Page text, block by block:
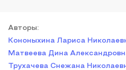
Авторы:
Кононыхина Лариса
Матвеева Дина
Трухачева Снежана